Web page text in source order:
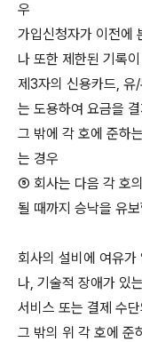
우
가입신청자가 이전에
나 또한 제한된 기록
제3자의 신용카드, 유
는 도용하여 요금을
그 밖에 각 호에 준하
는 경우
⑤ 회사는 다음 각 호
될 때까지 승낙을 유
회사의 설비에 여유
나, 기술적 장애가 있
서비스 또는 결제 수
그 밖의 위 각 호에 준